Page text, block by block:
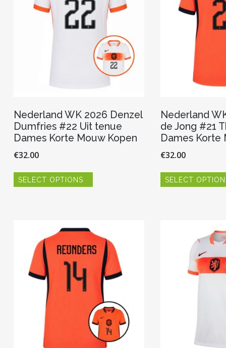
op
de
productpagina
Nederland WK 2026 Denzel
Dumfries #22 Uit tenue
Dames Korte Mouw Kopen
€32.00
SELECT OPTIONS
optie
kan
gekozen
worden
op
de
productpagina
Nederland
de Jong #21
Dames Korte
€32.00
SELECT